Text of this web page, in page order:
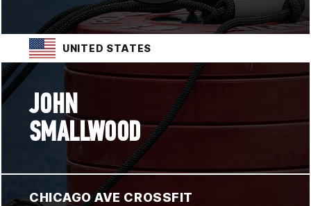
UNITED STATES
JOHN
SMALLWOOD
CHICAGO AVE CROSSFIT